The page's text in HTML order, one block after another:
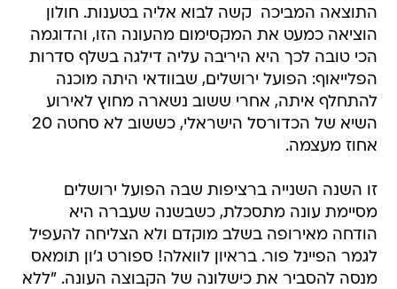
התוצאה המביכה  קשה לבוא אליה בטענות. חולון
הוציאה כמעט את המקסימום מהעונה הזו, והדוגמה
הכי טובה לכך היא היריבה עליה דילגה בשלף סדרות
הפלייאוף: הפועל ירושלים, שבוודאי היתה מוכנה
להתחלף איתה, אחרי ששוב נשארה מחוץ לאירוע
השיא של הכדורסל הישראלי, כששוב לא סחטה 20
אחוז מעצמה.
זו השנה השנייה ברציפות שבה הפועל ירושלים
מסיימת עונה מתסכלת, כשבשנה שעברה היא
הודחה מאירופה בשלב מוקדם ולא הצליחה להעפיל
לגמר הפיינל פור. בראיון לוואלה! ספורט ג'ון תומאס
מנסה להסביר את כישלונה של הקבוצה העונה. "ללא